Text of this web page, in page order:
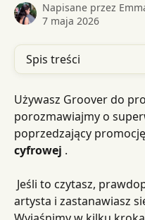
Napisane przez
7 maja 2026
Spis treści
Używasz Groover do
porozmawiajmy o
poprzedzający
cyfrowej .
artysta i zastanawiasz